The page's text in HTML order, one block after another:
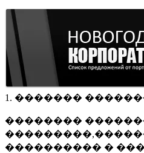
1. �������
��������
���������� �